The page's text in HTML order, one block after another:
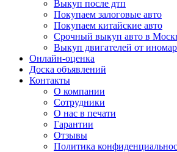
Выкуп после дтп
Покупаем залоговые авто
Покупаем китайские авто
Срочный выкуп авто в
Выкуп двигателей от
Онлайн-оценка
Доска объявлений
Контакты
О компании
Сотрудники
О нас в печати
Гарантии
Отзывы
Политика